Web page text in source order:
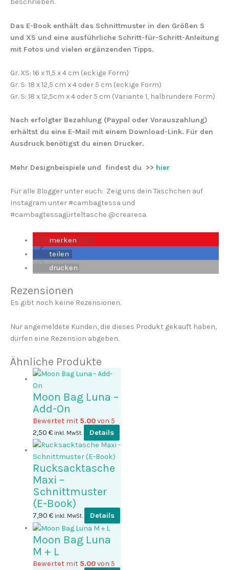
beschrieben.
Das E-Book enthält das Schnittmuster in den Größen S
und XS und eine ausführliche Schritt-für-Schritt-Anleitung
mit Fotos und vielen ergänzenden Tipps.
Gr. XS: 16 x 11,5 x 4 cm (eckige Form)
Gr. S: 18 x 12,5 cm x 4 oder 5 cm (eckige Form)
Gr. S: 18 x 12,5cm x 4 oder 5 cm (Variante 1, halbrundere Form)
Nach erfolgter Bezahlung (Paypal oder Vorauszahlung)
erhältst du eine E-Mail mit einem Download-Link. Für den
Ausdruck benötigst du einen Drucker.
Mehr Designbeispiele und findest du >> hier
Für alle Blogger unter euch: Zeig uns dein Täschchen auf
Instagram unter #cambagtessa und
#cambagtessagürteltasche @crearesa.
merken
teilen
drucken
Rezensionen
Es gibt noch keine Rezensionen.
Nur angemeldete Kunden, die dieses Produkt gekauft haben,
dürfen eine Rezension abgeben.
Ähnliche Produkte
Moon Bag Luna –
Add-On
Bewertet mit 5.00von 5
2,50 € inkl. MwSt. Details
Rucksacktasche
Maxi –
Schnittmuster
(E-Book)
7,90 € inkl. MwSt. Details
Moon Bag Luna
M + L
Bewertet mit 5.00von 5